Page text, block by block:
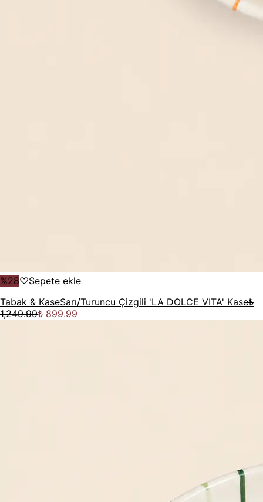
%28♡Sepete ekle
Tabak & KaseSarı/Turuncu Çizgili 'LA DOLCE VITA' Kase₺
1,249.99₺ 899.99